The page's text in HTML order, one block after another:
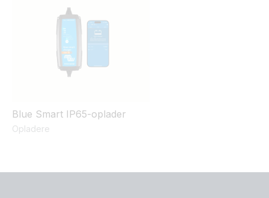
Blue Smart IP65-oplader
Opladere